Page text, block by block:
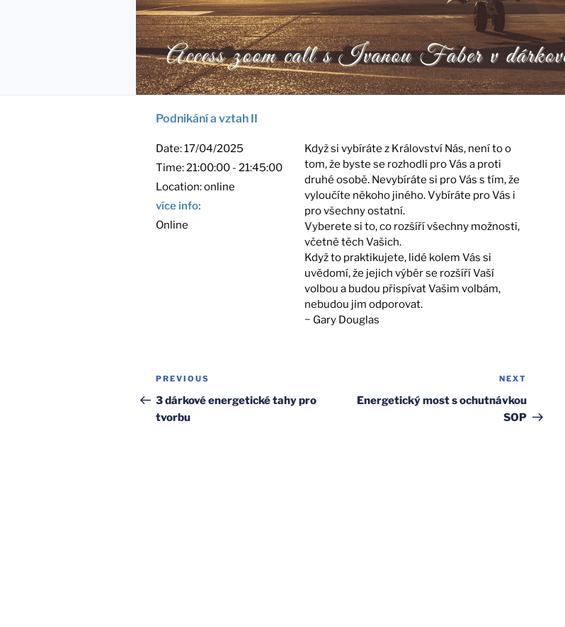
Podnikání a vztah II
Date:17/04/2025
Time:21:00:00 - 21:45:00
Location:online
více info:
Online
Když si vybíráte z Království Nás, není to o
tom, že byste se rozhodli pro Vás a proti
druhé osobě. Nevybíráte si pro Vás s tím, že
vyloučíte někoho jiného. Vybíráte pro Vás i
pro všechny ostatní.
Vyberete si to, co rozšíří všechny možnosti,
včetně těch Vašich.
Když to praktikujete, lidé kolem Vás si
uvědomí, že jejich výběr se rozšíří Vaší
volbou a budou přispívat Vašim volbám,
nebudou jim odporovat.
~ Gary Douglas
Post
navigation
Previous
Post
PREVIOUS
3 dárkové energetické tahy pro
tvorbu
Post
NEXT
Energetický most s ochutnávkou
SOP